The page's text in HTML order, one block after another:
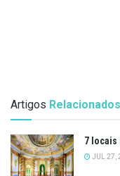
Artigos Relacionados
7 locais
JUL 27,